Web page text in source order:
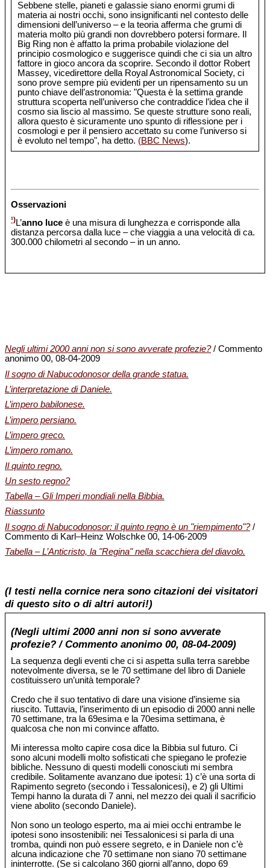
Sebbene stelle, pianeti e galassie siano enormi grumi di
materia ai nostri occhi, sono insignificanti nel contesto delle
dimensioni dell’universo – e la teoria afferma che grumi di
materia molto più grandi non dovrebbero potersi formare. Il
Big Ring non è affatto la prima probabile violazione del
principio cosmologico e suggerisce quindi che ci sia un altro
fattore in gioco ancora da scoprire. Secondo il dottor Robert
Massey, vicedirettore della Royal Astronomical Society, ci
sono prove sempre più evidenti per un ripensamento su un
punto chiave dell’astronomia: "Questa è la settima grande
struttura scoperta nell’universo che contraddice l’idea che il
cosmo sia liscio al massimo. Se queste strutture sono reali,
allora questo è sicuramente uno spunto di riflessione per i
cosmologi e per il pensiero accettato su come l’universo si
è evoluto nel tempo", ha detto. (BBC News).
Osservazioni
¹)L’anno luce è una misura di lunghezza e corrisponde alla
distanza percorsa dalla luce – che viaggia a una velocità di ca.
300.000 chilometri al secondo – in un anno.
Negli ultimi 2000 anni non si sono avverate profezie?/ Commento
anonimo 00, 08-04-2009
Il sogno di Nabucodonosor della grande statua.
L’interpretazione di Daniele.
L’impero babilonese.
L’impero persiano.
L’impero greco.
L’impero romano.
Il quinto regno.
Un sesto regno?
Tabella – Gli Imperi mondiali nella Bibbia.
Riassunto
Il sogno di Nabucodonosor: il quinto regno è un "riempimento"?/
Commento di Karl‒Heinz Wolschke 00, 14-06-2009
Tabella – L’Anticristo, la "Regina" nella scacchiera del diavolo.
(I testi nella cornice nera sono citazioni dei visitatori
di questo sito o di altri autori!)
(Negli ultimi 2000 anni non si sono avverate
profezie? / Commento anonimo 00, 08-04-2009)
La sequenza degli eventi che ci si aspetta sulla terra sarebbe
notevolmente diversa, se le 70 settimane del libro di Daniele
costituissero un’unità temporale?
Credo che il suo tentativo di dare una visione d’insieme sia
riuscito. Tuttavia, l’inserimento di un episodio di 2000 anni nelle
70 settimane, tra la 69esima e la 70esima settimana, è
qualcosa che non mi convince affatto.
Mi interessa molto capire cosa dice la Bibbia sul futuro. Ci
sono alcuni modelli molto sofisticati che spiegano le profezie
bibliche. Nessuno di questi modelli conosciuti mi sembra
credibile. Solitamente avanzano due ipotesi: 1) c’è una sorta di
Rapimento segreto (secondo i Tessalonicesi), e 2) gli Ultimi
Tempi hanno la durata di 7 anni, nel mezzo dei quali il sacrificio
viene abolito (secondo Daniele).
Non sono un teologo esperto, ma ai miei occhi entrambe le
ipotesi sono insostenibili: nei Tessalonicesi si parla di una
tromba, quindi non può essere segreto, e in Daniele non c’è
alcuna indicazione che 70 settimane non siano 70 settimane
ininterrotte. (Se si calcolano 360 giorni all’anno, dopo 69